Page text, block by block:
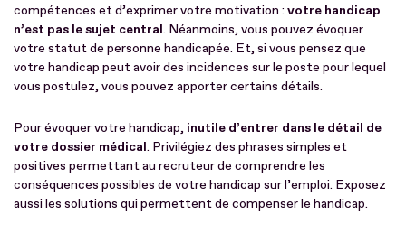
compétences et d’exprimer votre motivation : votre handicap
n’est pas le sujet central. Néanmoins, vous pouvez évoquer
votre statut de personne handicapée. Et, si vous pensez que
votre handicap peut avoir des incidences sur le poste pour lequel
vous postulez, vous pouvez apporter certains détails.
Pour évoquer votre handicap, inutile d’entrer dans le détail de
votre dossier médical. Privilégiez des phrases simples et
positives permettant au recruteur de comprendre les
conséquences possibles de votre handicap sur l’emploi. Exposez
aussi les solutions qui permettent de compenser le handicap.